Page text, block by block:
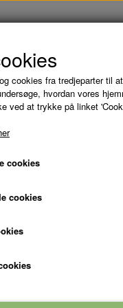
CRAMERS
cookies fra tredjeparter til
hvordan vores
ved at trykke på linket
cookies
cookies